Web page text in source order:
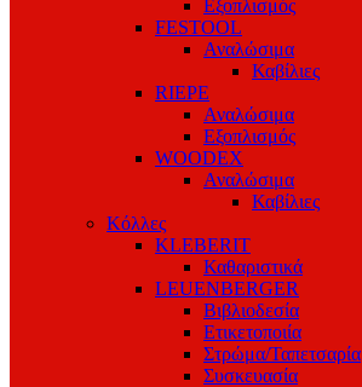
Εξοπλισμός
FESTOOL
Αναλώσιμα
Καβίλιες
RIEPE
Αναλώσιμα
Εξοπλισμός
WOODEX
Αναλώσιμα
Καβίλιες
Κόλλες
KLEBERIT
Καθαριστικά
LEUENBERGER
Βιβλιοδεσία
Ετικετοποιία
Στρώμα/Ταπετσαρία
Συσκευασία